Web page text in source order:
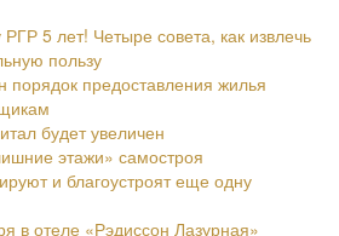
5 лет! Четыре совета, как извлечь
пользу
порядок предоставления жилья
будет увеличен
этажи» самостроя
и благоустроят еще одну
в отеле «Рэдиссон Лазурная»